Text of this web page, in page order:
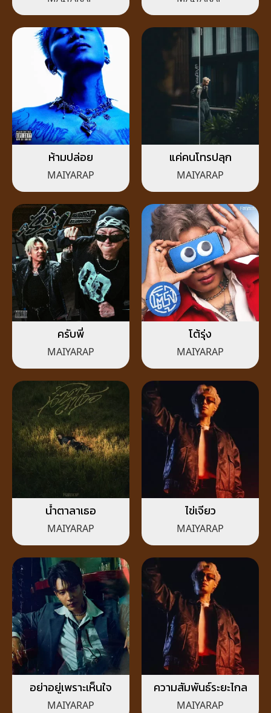
ห้ามปล่อย
MAIYARAP
แค่คนโทรปลุก
MAIYARAP
ครับพี่
MAIYARAP
โต้รุ่ง
MAIYARAP
น้ำตาลาเธอ
MAIYARAP
ไข่เจียว
MAIYARAP
อย่าอยู่เพราะเห็นใจ
MAIYARAP
ความสัมพันธ์ระยะไกล
MAIYARAP